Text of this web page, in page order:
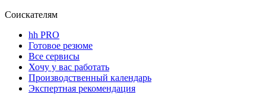
Соискателям
hh PRO
Готовое резюме
Все сервисы
Хочу у вас работать
Производственный календарь
Экспертная рекомендация